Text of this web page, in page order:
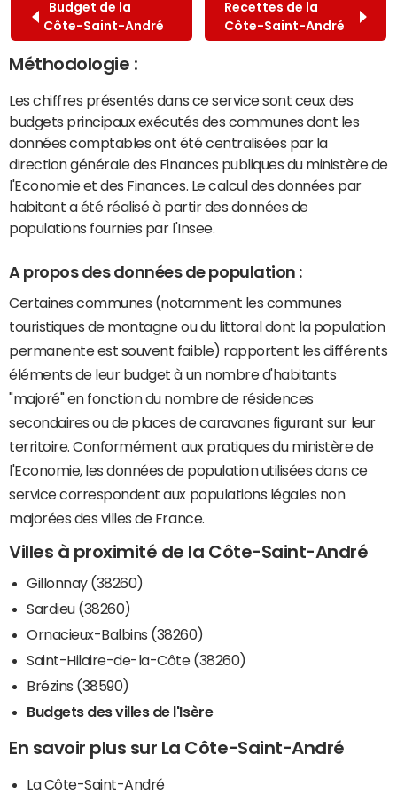
Budget de la
Côte-Saint-André
Recettes de la
Côte-Saint-André
Méthodologie :
Les chiffres présentés dans ce service sont ceux des
budgets principaux exécutés des communes dont les
données comptables ont été centralisées par la
direction générale des Finances publiques du ministère de
l'Economie et des Finances. Le calcul des données par
habitant a été réalisé à partir des données de
populations fournies par l'Insee.
A propos des données de population :
Certaines communes (notamment les communes
touristiques de montagne ou du littoral dont la population
permanente est souvent faible) rapportent les différents
éléments de leur budget à un nombre d'habitants
"majoré" en fonction du nombre de résidences
secondaires ou de places de caravanes figurant sur leur
territoire. Conformément aux pratiques du ministère de
l'Economie, les données de population utilisées dans ce
service correspondent aux populations légales non
majorées des villes de France.
Villes à proximité de la Côte-Saint-André
Gillonnay (38260)
Sardieu (38260)
Ornacieux-Balbins (38260)
Saint-Hilaire-de-la-Côte (38260)
Brézins (38590)
Budgets des villes de l'Isère
En savoir plus sur La Côte-Saint-André
La Côte-Saint-André